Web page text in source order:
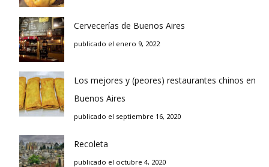
Cervecerías de Buenos Aires
publicado el enero 9, 2022
Los mejores y (peores) restaurantes chinos en
Buenos Aires
publicado el septiembre 16, 2020
Recoleta
publicado el octubre 4, 2020